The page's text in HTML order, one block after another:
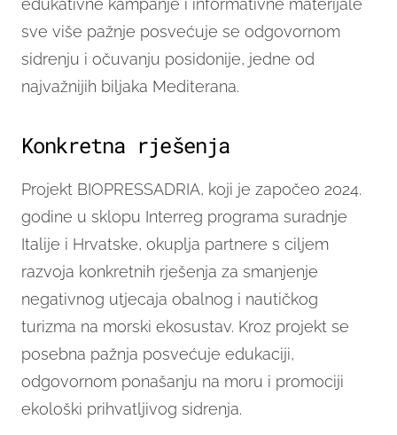
edukativne kampanje i informativne materijale
sve više pažnje posvećuje se odgovornom
sidrenju i očuvanju posidonije, jedne od
najvažnijih biljaka Mediterana.
Konkretna rješenja
Projekt BIOPRESSADRIA, koji je započeo 2024.
godine u sklopu Interreg programa suradnje
Italije i Hrvatske, okuplja partnere s ciljem
razvoja konkretnih rješenja za smanjenje
negativnog utjecaja obalnog i nautičkog
turizma na morski ekosustav. Kroz projekt se
posebna pažnja posvećuje edukaciji,
odgovornom ponašanju na moru i promociji
ekološki prihvatljivog sidrenja.